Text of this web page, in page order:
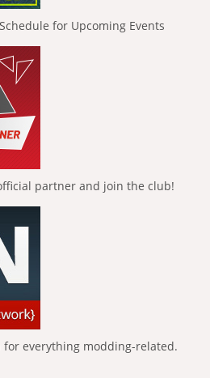
for Upcoming Events
partner and join the club!
everything modding-related.